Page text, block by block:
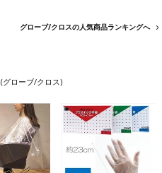
グローブ/クロスの人気商品ランキングへ
(グローブ/クロス)